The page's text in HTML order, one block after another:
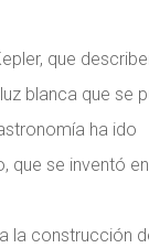
que
blanca que se
ha ido
que se inventó
la construcción